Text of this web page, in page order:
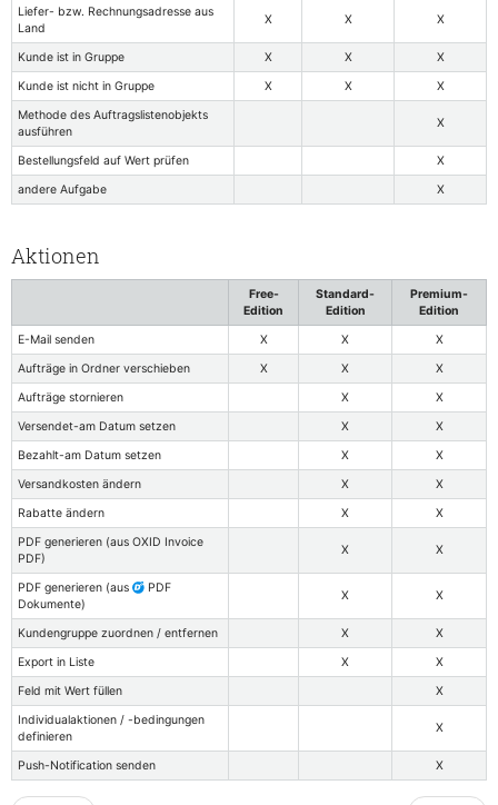
Liefer- bzw. Rechnungsadresse aus
Land
X X X
Kunde ist in Gruppe X X
X
Kunde ist nicht in Gruppe
X X
X
Methode des Auftragslistenobjekts
ausführen
X
Bestellungsfeld auf Wert prüfen
X
andere Aufgabe
X
Aktionen
Free-
Edition
Standard-
Edition
Premium-
Edition
E-Mail senden
X X
X
Aufträge in Ordner verschieben
X X
X
Aufträge stornieren
X
X
Versendet-am Datum setzen
X
X
Bezahlt-am Datum setzen
X
X
Versandkosten ändern
X
X
Rabatte ändern
X
X
PDF generieren (aus OXID Invoice
PDF)
X X
PDF generieren (aus
PDF
Dokumente)
X X
Kundengruppe zuordnen / entfernen X
X
Export in Liste
X
X
Feld mit Wert füllen
X
Individualaktionen / -bedingungen
definieren
X
Push-Notification senden X